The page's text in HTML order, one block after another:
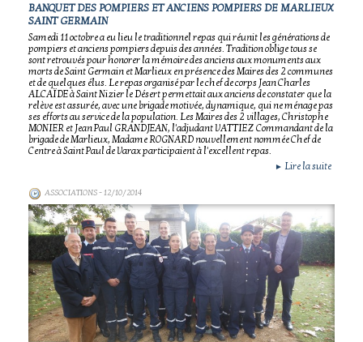
BANQUET DES POMPIERS ET ANCIENS POMPIERS DE MARLIEUX
SAINT GERMAIN
Samedi 11 octobre a eu lieu le traditionnel repas qui réunit les générations de
pompiers et anciens pompiers depuis des années. Tradition oblige tous se
sont retrouvés pour honorer la mémoire des anciens aux monuments aux
morts de Saint Germain et Marlieux en présence des Maires des 2 communes
et de quelques élus. Le repas organisé par le chef de corps Jean Charles
ALCAÏDE à Saint Nizier le Désert permettait aux anciens de constater que la
relève est assurée, avec une brigade motivée, dynamique, qui ne ménage pas
ses efforts au service de la population. Les Maires des 2 villages, Christophe
MONIER et Jean Paul GRANDJEAN, l'adjudant VATTIEZ Commandant de la
brigade de Marlieux, Madame ROGNARD nouvellement nommée Chef de
Centre à Saint Paul de Varax participaient à l'excellent repas.
► Lire la suite
ASSOCIATIONS- 12/10/2014